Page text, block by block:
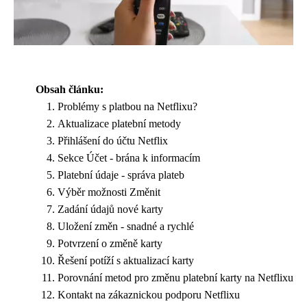
Obsah článku:
Problémy s platbou na Netflixu?
Aktualizace platební metody
Přihlášení do účtu Netflix
Sekce Účet - brána k informacím
Platební údaje - správa plateb
Výběr možnosti Změnit
Zadání údajů nové karty
Uložení změn - snadné a rychlé
Potvrzení o změně karty
Řešení potíží s aktualizací karty
Porovnání metod pro změnu platební karty na Netflixu
Kontakt na zákaznickou podporu Netflixu